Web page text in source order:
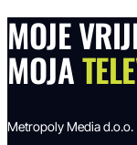
MOJE
MOJA
Metropoly Media d.o.o.